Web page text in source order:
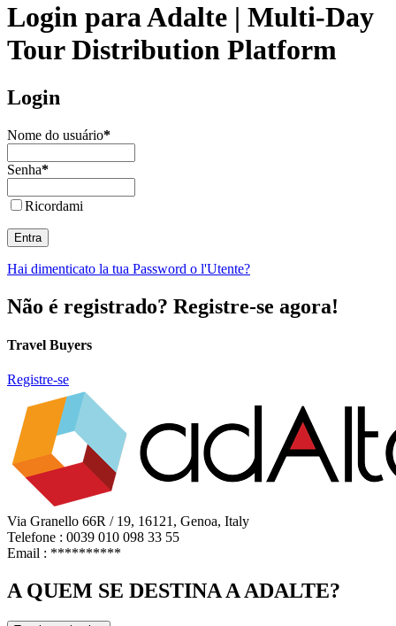
Login para Adalte | Multi-Day
Tour Distribution Platform
Login
Nome do usuário*
Senha*
Ricordami
Entra
Hai dimenticato la tua Password o l'Utente?
Não é registrado? Registre-se agora!
Travel Buyers
Registre-se
Via Granello 66R / 19, 16121, Genoa, Italy
Telefone : 0039 010 098 33 55
Email : **********
A QUEM SE DESTINA A ADALTE?